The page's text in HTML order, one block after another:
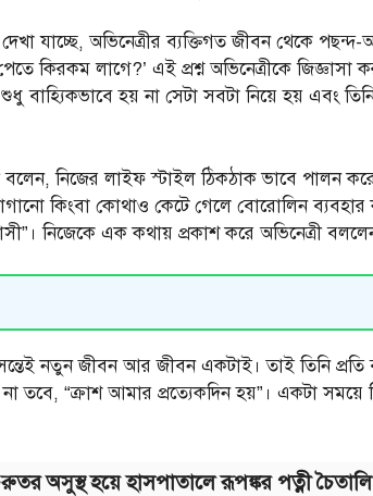
যাচ্ছে, অভিনেত্রীর ব্যক্তিগত জীবন থেকে
কিরকম লাগে?’ এই প্রশ্ন অভিনেত্রীকে জিজ্ঞাসা
হয় না সেটা সবটা নিয়ে হয় এবং
বলেন, নিজের লাইফ স্টাইল ঠিকঠাক ভাবে পালন
কিংবা কোথাও কেটে গেলে বোরোলিন ব্যবহার
নিজেকে এক কথায় প্রকাশ করে অভিনেত্রী
নতুন জীবন আর জীবন একটাই। তাই তিনি প্রতি
তবে, “ক্রাশ আমার প্রত্যেকদিন হয়”। একটা সময়ে
অসুস্থ হয়ে হাসপাতালে রূপঙ্কর পত্নী চৈতালি